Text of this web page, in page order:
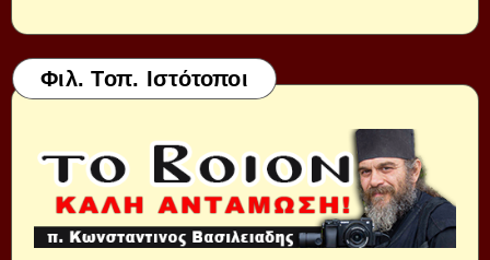
Φιλ. Τοπ. Ιστότοποι